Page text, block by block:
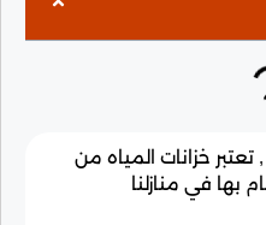
خزانات المياه من
بها في منازلنا